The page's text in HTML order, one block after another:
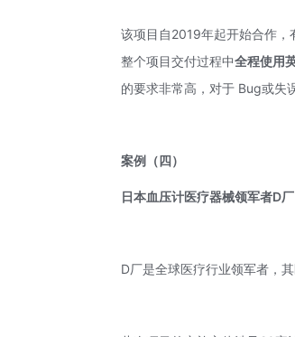
该项目自2019年起开始合作
整个项目交付过程中全程使用
的要求非常高，对于 Bug或失
案例 （四）
日本血压计医疗器械领军者D厂
D厂是全球医疗行业领军者，